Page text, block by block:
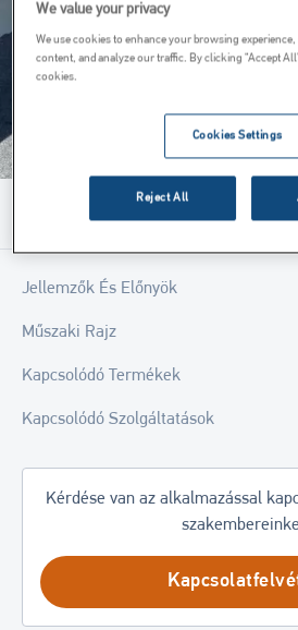
Jellemzők És Előnyök
Műszaki Rajz
Kapcsolódó Termékek
Kapcsolódó Szolgáltatások
Kérdése van az alkalmazással
We value your privacy
We use cookies to enhance your browsing
content, and analyze our traffic. By clicking “Accept
cookies.
Cookies Settings
Reject All